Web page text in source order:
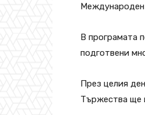
Международен
В програмата
подготвени
През целия
Тържества ще